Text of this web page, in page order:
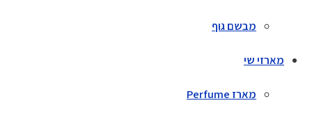
מבשם גוף
מארזי שי
מארז Perfume